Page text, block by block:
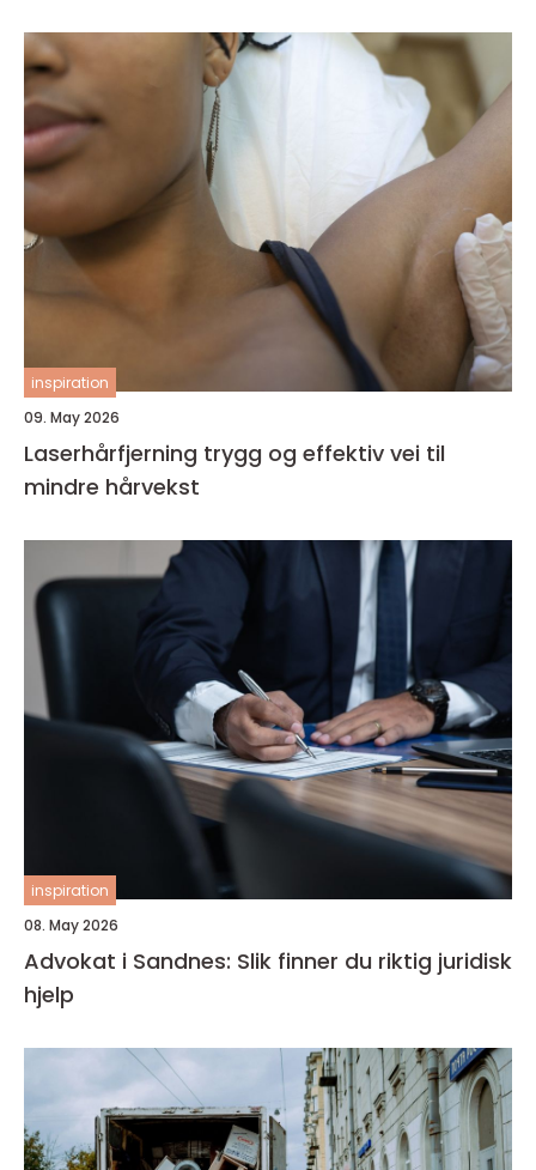
inspiration
09. May 2026
Laserhårfjerning trygg og effektiv vei til
mindre hårvekst
inspiration
08. May 2026
Advokat i Sandnes: Slik finner du riktig juridisk
hjelp